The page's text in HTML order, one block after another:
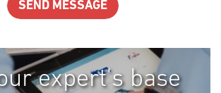
expert's base